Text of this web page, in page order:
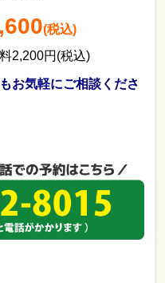
(税込)
2,200円(税込)
お気軽にご相談くださ